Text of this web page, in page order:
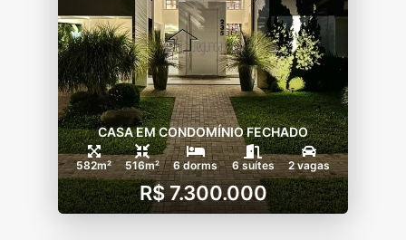
tem de melhor na praia, qualidade de vida
em todos os momentos!
CASA EM CONDOMÍNIO FECHADO
582m² 516m² 6 dorms 6 suítes 2 vagas
R$ 7.300.000